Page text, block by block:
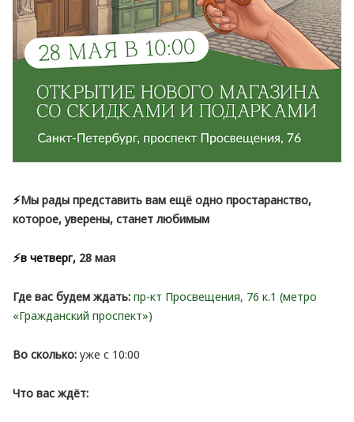
⚡️Мы рады представить вам ещё одно простаранство,
которое, уверены, станет любимым
⚡️в четверг, 28 мая
Где вас будем ждать: пр-кт Просвещения, 76 к.1 (метро
«Гражданский проспект»)
Во сколько: уже с 10:00
Что вас ждёт: